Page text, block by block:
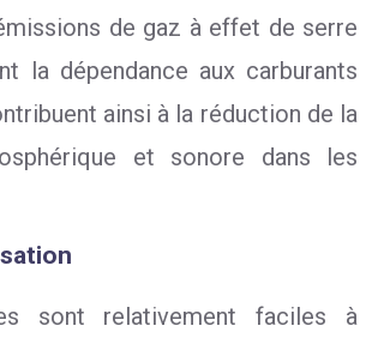
de gaz à effet de serre
la dépendance aux carburants
ainsi à la réduction de la
et sonore dans les
sont relativement faciles à